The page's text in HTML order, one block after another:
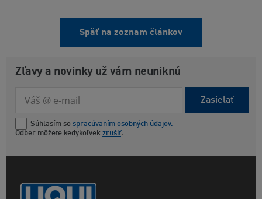
Späť na zoznam článkov
Zľavy a novinky už vám neuniknú
Zasielať
Súhlasím so spracúvaním osobných údajov.
Odber môžete kedykoľvek zrušiť.